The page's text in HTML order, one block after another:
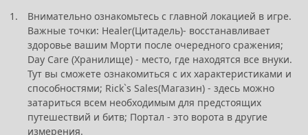
Внимательно ознакомьтесь с главной локацией в игре.
Важные точки: Healer(Цитадель)- восстанавливает
здоровье вашим Морти после очередного сражения;
Day Care (Хранилище) - место, где находятся все внуки.
Тут вы сможете ознакомиться с их характеристиками и
способностями; Rick`s Sales(Магазин) - здесь можно
затариться всем необходимым для предстоящих
путешествий и битв; Портал - это ворота в другие
измерения.